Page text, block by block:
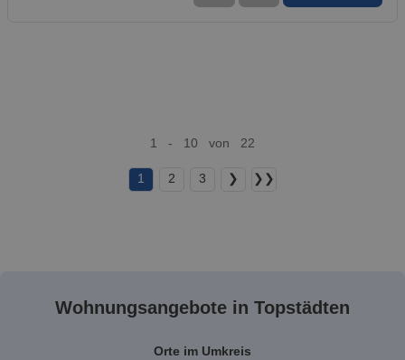
1 - 10 von 22
1 2 3 ❯ ❯❯
Wohnungsangebote in Topstädten
Orte im Umkreis